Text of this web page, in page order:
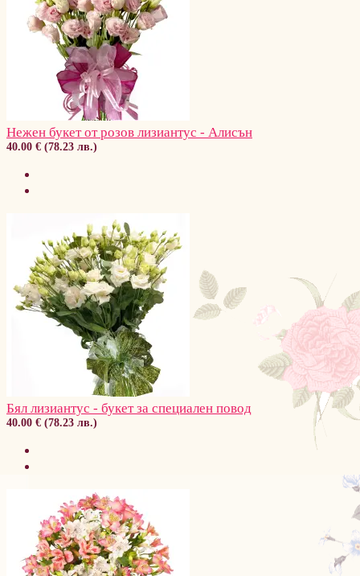
Нежен букет от розов лизиантус - Алисън
40.00 € (78.23 лв.)
Бял лизиантус - букет за специален повод
40.00 € (78.23 лв.)